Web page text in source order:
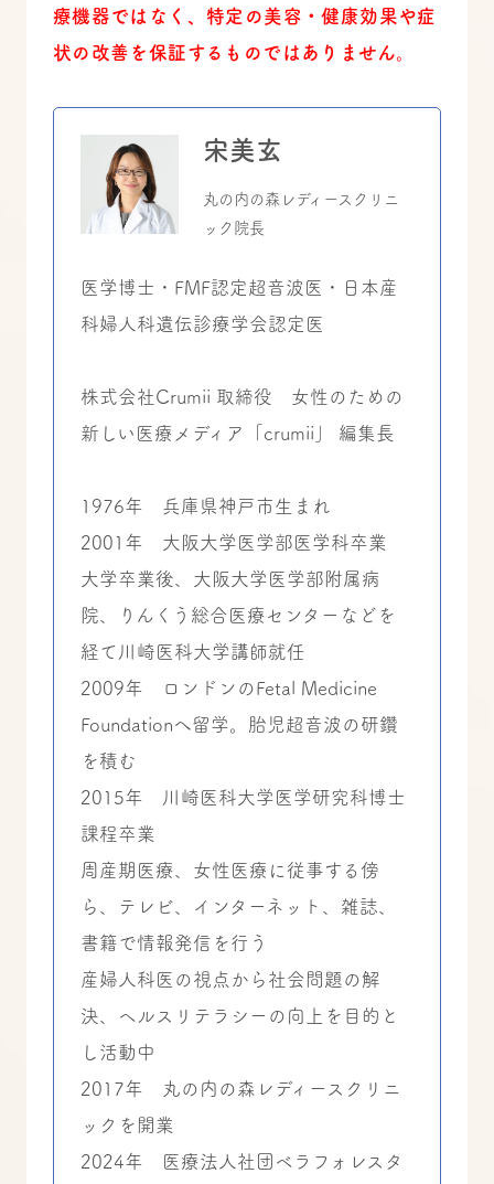
療機器ではなく、特定の美容・健康効果や症
状の改善を保証するものではありません。
宋美玄
丸の内の森レディースクリニ
ック院長
医学博士・FMF認定超音波医・日本産
科婦人科遺伝診療学会認定医
株式会社Crumii 取締役 女性のための
新しい医療メディア「crumii」 編集長
1976年 兵庫県神戸市生まれ
2001年 大阪大学医学部医学科卒業
大学卒業後、大阪大学医学部附属病
院、りんくう総合医療センターなどを
経て川崎医科大学講師就任
2009年 ロンドンのFetal Medicine
Foundationへ留学。胎児超音波の研鑽
を積む
2015年 川崎医科大学医学研究科博士
課程卒業
周産期医療、女性医療に従事する傍
ら、テレビ、インターネット、雑誌、
書籍で情報発信を行う
産婦人科医の視点から社会問題の解
決、ヘルスリテラシーの向上を目的と
し活動中
2017年 丸の内の森レディースクリニ
ックを開業
2024年 医療法人社団ベラフォレスタ